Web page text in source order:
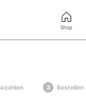
Shop
Bestellen